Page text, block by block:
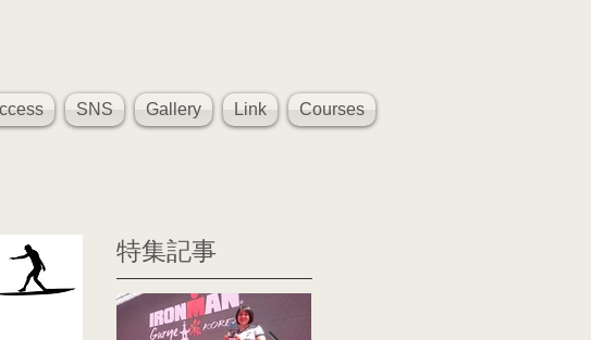
SNS Gallery Link Courses
特集記事